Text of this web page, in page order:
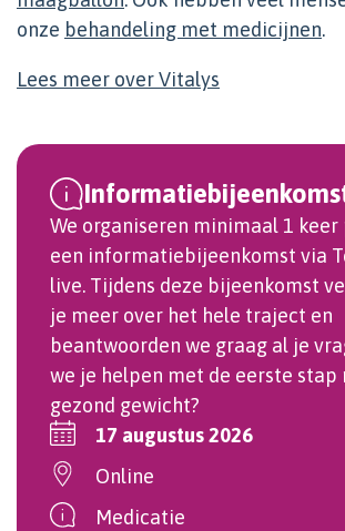
onze behandeling met medicijnen.
Lees meer over Vitalys
We organiseren minimaal 1 keer
een informatiebijeenkomst via
live. Tijdens deze bijeenkomst
je meer over het hele traject en
beantwoorden we graag al je
we je helpen met de eerste stap
gezond gewicht?
17 augustus 2026
Online
Medicatie